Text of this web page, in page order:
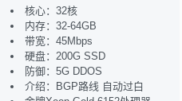
核心：32核
内存：32-64GB
带宽：45Mbps
硬盘：200G SSD
防御：5G DDOS
介绍：BGP路线 自动过白